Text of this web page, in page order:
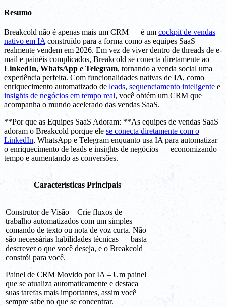
Resumo
Breakcold não é apenas mais um CRM — é um cockpit de vendas
nativo em IAconstruído para a forma como as equipes SaaS
realmente vendem em 2026. Em vez de viver dentro de threads de e-
mail e painéis complicados, Breakcold se conecta diretamente ao
LinkedIn, WhatsApp e Telegram, tornando a venda social uma
experiência perfeita. Com funcionalidades nativas de IA, como
enriquecimento automatizado de leads, sequenciamento inteligente e
insights de negócios em tempo real, você obtém um CRM que
acompanha o mundo acelerado das vendas SaaS.
**Por que as Equipes SaaS Adoram: **As equipes de vendas SaaS
adoram o Breakcold porque ele se conecta diretamente com o
LinkedIn, WhatsApp e Telegram enquanto usa IA para automatizar
o enriquecimento de leads e insights de negócios — economizando
tempo e aumentando as conversões.
Características Principais
Construtor de Visão – Crie fluxos de
trabalho automatizados com um simples
comando de texto ou nota de voz curta. Não
são necessárias habilidades técnicas — basta
descrever o que você deseja, e o Breakcold
constrói para você.
Painel de CRM Movido por IA – Um painel
que se atualiza automaticamente e destaca
suas tarefas mais importantes, assim você
sempre sabe no que se concentrar.